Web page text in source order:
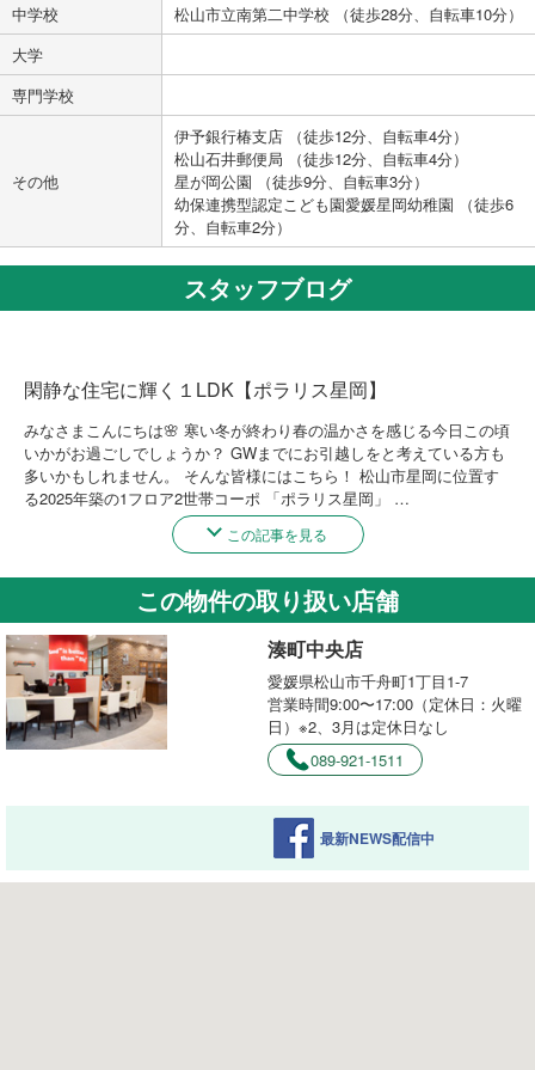
中学校
松山市立南第二中学校 （徒歩28分、自転車10分）
大学
専門学校
その他
伊予銀行椿支店 （徒歩12分、自転車4分）
松山石井郵便局 （徒歩12分、自転車4分）
星が岡公園 （徒歩9分、自転車3分）
幼保連携型認定こども園愛媛星岡幼稚園 （徒歩6
分、自転車2分）
スタッフブログ
閑静な住宅に輝く１LDK【ポラリス星岡】
みなさまこんにちは🌸 寒い冬が終わり春の温かさを感じる今日この頃
いかがお過ごしでしょうか？ GWまでにお引越しをと考えている方も
多いかもしれません。 そんな皆様にはこちら！ 松山市星岡に位置す
る2025年築の1フロア2世帯コーポ 「ポラリス星岡」 …
この記事を見る
この物件の取り扱い店舗
湊町中央店
愛媛県松山市千舟町1丁目1-7
営業時間9:00〜17:00（定休日：火曜
日）※2、3月は定休日なし
089-921-1511
最新NEWS配信中